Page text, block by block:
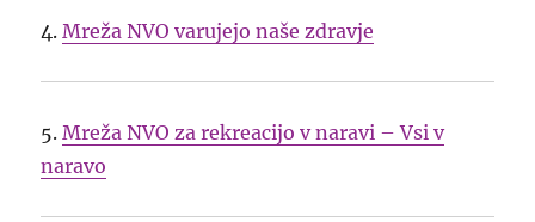
4.Mreža NVO varujejo naše zdravje
5.Mreža NVO za rekreacijo v naravi – Vsi v
naravo